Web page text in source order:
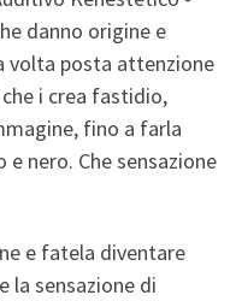
danno origine e
volta posta attenzione
i crea fastidio,
fino a farla
nero. Che sensazione
e fatela diventare
la sensazione di